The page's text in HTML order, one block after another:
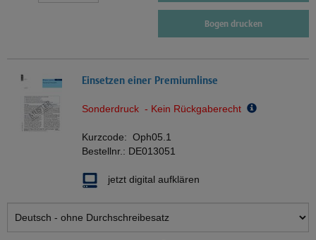
Bogen drucken
Einsetzen einer Premiumlinse
Sonderdruck - Kein Rückgaberecht
Kurzcode: Oph05.1
Bestellnr.: DE013051
jetzt digital aufklären